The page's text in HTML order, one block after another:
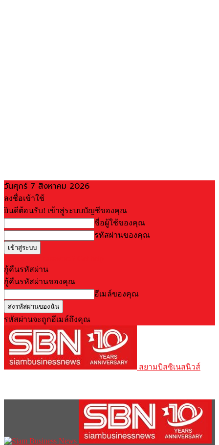
วันศุกร์ 7 สิงหาคม 2026
ลงชื่อเข้าใช้
ยินดีต้อนรับ! เข้าสู่ระบบบัญชีของคุณ
ชื่อผู้ใช้ของคุณ
รหัสผ่านของคุณ
กู้คืนรหัสผ่าน
กู้คืนรหัสผ่านของคุณ
อีเมล์ของคุณ
รหัสผ่านจะถูกอีเมล์ถึงคุณ
สยามบิสซิเนสนิวส์